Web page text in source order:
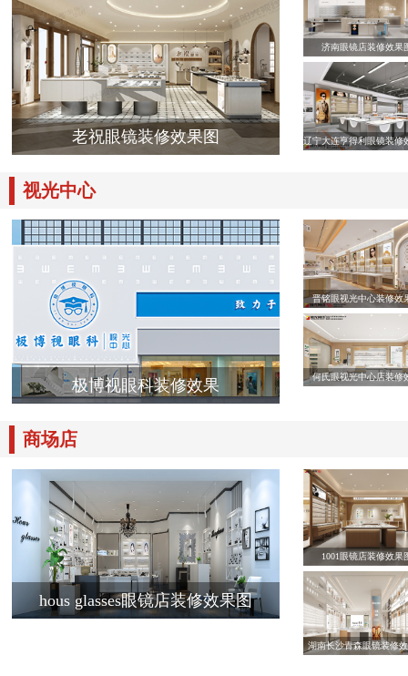
老祝眼镜装修效果图
济南眼镜店装修效果
辽宁大连亨得利眼镜装修
视光中心
极博视眼科装修效果
晋铭眼视光中心装修效
何氏眼视光中心店装修
商场店
hous glasses眼镜店装修效果图
1001眼镜店装修效果
湖南长沙青森眼镜装修